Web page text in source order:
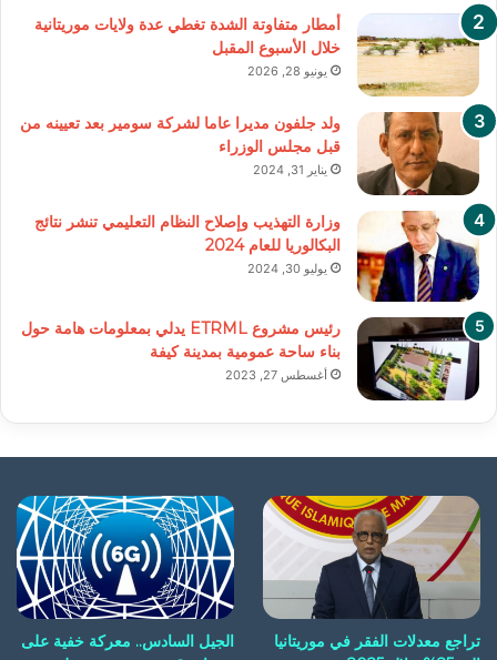
أمطار متفاوتة الشدة تغطي عدة ولايات موريتانية
خلال الأسبوع المقبل
يونيو 28, 2026
ولد جلفون مديرا عاما لشركة سومير بعد تعيينه من
قبل مجلس الوزراء
يناير 31, 2024
وزارة التهذيب وإصلاح النظام التعليمي تنشر نتائج
البكالوريا للعام 2024
يوليو 30, 2024
رئيس مشروع ETRML يدلي بمعلومات هامة حول
بناء ساحة عمومية بمدينة كيفة
أغسطس 27, 2023
تراجع معدلات الفقر في موريتانيا
الجيل السادس.. معركة خفية على